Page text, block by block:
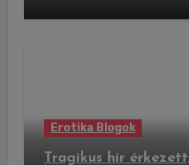
Erotika Blogok
Tragikus hír